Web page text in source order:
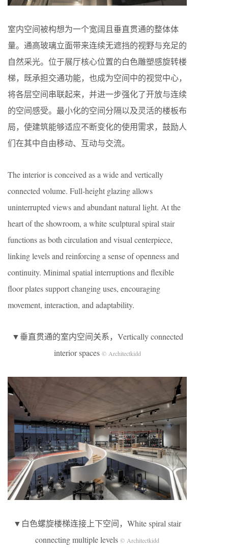
室内空间被构想为一个宽阔且垂直贯通的整体体
量。通高玻璃立面带来连续无遮挡的视野与充足的
自然采光。位于展厅核心位置的白色雕塑感旋转楼
梯，既承担交通功能，也成为空间中的视觉中心，
将各层空间串联起来，并进一步强化了开放与连续
的空间感受。最小化的空间分隔以及灵活的楼板布
局，使建筑能够适应不断变化的使用需求，鼓励人
们在其中自由移动、互动与交流。
The interior is conceived as a wide and vertically
connected volume. Full-height glazing allows
uninterrupted views and abundant natural light. At the
heart of the showroom, a white sculptural spiral stair
functions as both circulation and visual centerpiece,
linking levels and reinforcing a sense of openness and
continuity. Minimal spatial interruptions and flexible
floor plates support changing uses, encouraging
movement, interaction, and adaptability.
▼垂直贯通的室内空间关系，Vertically connected
interior spaces © Architectkidd
▼白色螺旋楼梯连接上下空间，White spiral stair
connecting multiple levels © Architectkidd